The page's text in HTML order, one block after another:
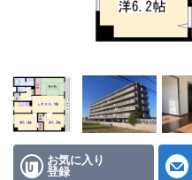
スタッフ紹介
店舗情報·アクセス
会社概要お気に入り
登録